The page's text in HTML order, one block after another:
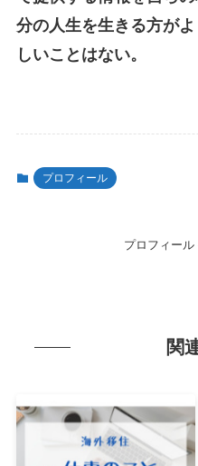
分の人生を生きる方が
しいことはない。
プロフィール
プロフィール
関